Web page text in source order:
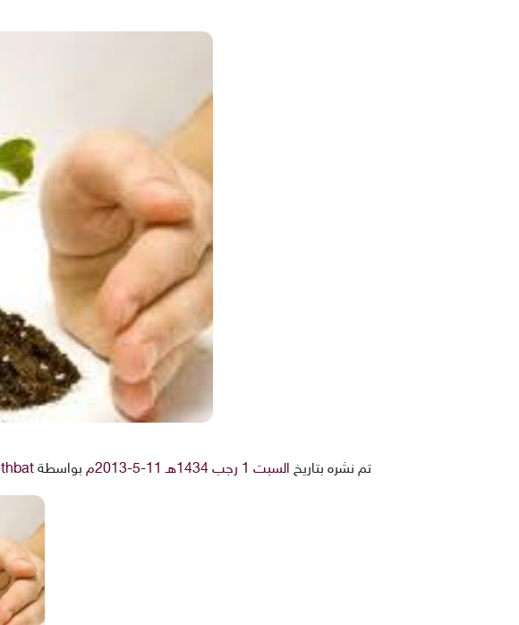
تم نشره بتاريخ السبت 1 رجب 1434هـ 11-5-2013م بواسطة thbat